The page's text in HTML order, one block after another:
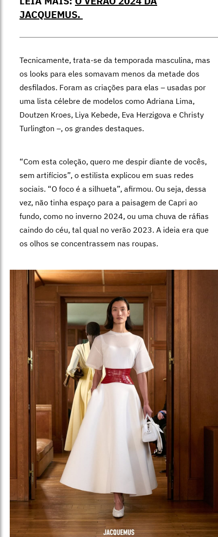
JACQUEMUS.
Tecnicamente, trata-se da temporada masculina, mas
os looks para eles somavam menos da metade dos
desfilados. Foram as criações para elas – usadas por
uma lista célebre de modelos como Adriana Lima,
Doutzen Kroes, Liya Kebede, Eva Herzigova e Christy
Turlington –, os grandes destaques.
“Com esta coleção, quero me despir diante de vocês,
sem artifícios”, o estilista explicou em suas redes
sociais. “O foco é a silhueta”, afirmou. Ou seja, dessa
vez, não tinha espaço para a paisagem de Capri ao
fundo, como no inverno 2024, ou uma chuva de ráfias
caindo do céu, tal qual no verão 2023. A ideia era que
os olhos se concentrassem nas roupas.